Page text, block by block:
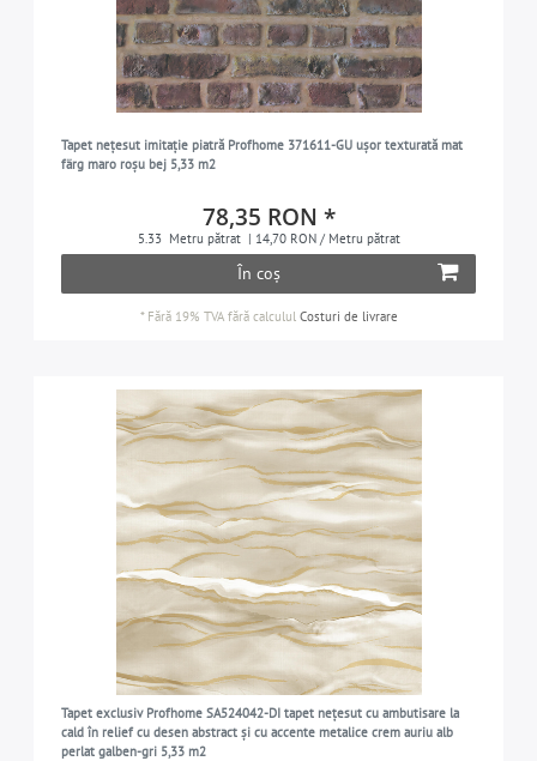
Tapet nețesut imitație piatră Profhome 371611-GU ușor texturată mat
färg maro roșu bej 5,33 m2
78,35 RON *
5.33 Metru pătrat | 14,70 RON / Metru pătrat
În coș
* Fără 19% TVAfără calculul Costuri de livrare
Tapet exclusiv Profhome SA524042-DI tapet nețesut cu ambutisare la
cald în relief cu desen abstract și cu accente metalice crem auriu alb
perlat galben-gri 5,33 m2